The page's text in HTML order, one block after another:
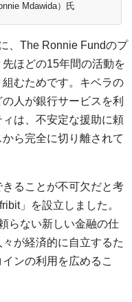
Mdawida）氏
、The Ronnie Fundのプ
ほどの15年間の活動を
むためです。キベラの
人が銀行サービスを利
は、不安定な援助に頼
ら完全に切り離されて
ることが不可欠だと考
」を設立しました。
らない新しい金融の仕
が経済的に自立するた
ンの利用を広めるこ